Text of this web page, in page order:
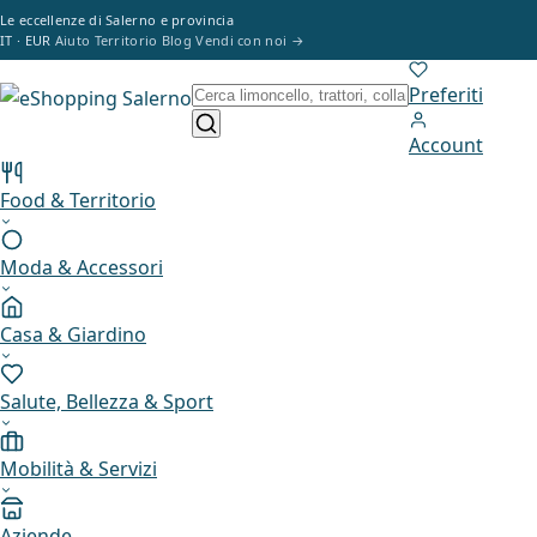
Vai al contenuto
Le eccellenze di Salerno e provincia
IT · EUR Aiuto Territorio BlogVendi con noi →
Preferiti
Account
Food & Territorio
Moda & Accessori
Casa & Giardino
Salute, Bellezza & Sport
Mobilità & Servizi